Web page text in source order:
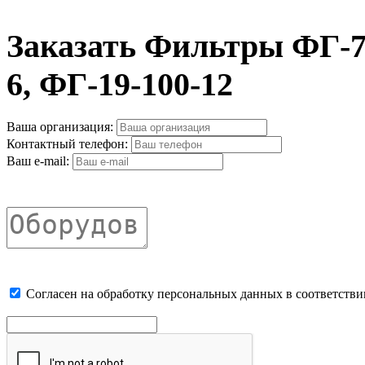
Заказать Фильтры ФГ-
6, ФГ-19-100-12
Ваша организация:
Контактный телефон:
Ваш e-mail:
Cогласен на обработку персональных данных в